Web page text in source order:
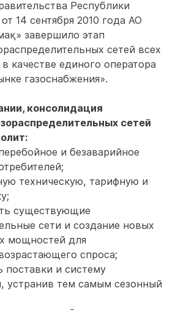
Республики
14 сентября 2010 года АО
завершило этап
сетей всех
качестве единого оператора
газоснабжения».
консолидация
сетей
и безаварийное
техническую, тарифную и
существующие
сети и создание новых
мощностей для
спроса;
поставки и систему
устранив тем самым сезонный